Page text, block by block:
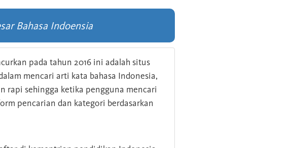
Bahasa Indoensia
pada tahun 2016 ini adalah situs
mencari arti kata bahasa Indonesia,
rapi sehingga ketika pengguna mencari
pencarian dan kategori berdasarkan